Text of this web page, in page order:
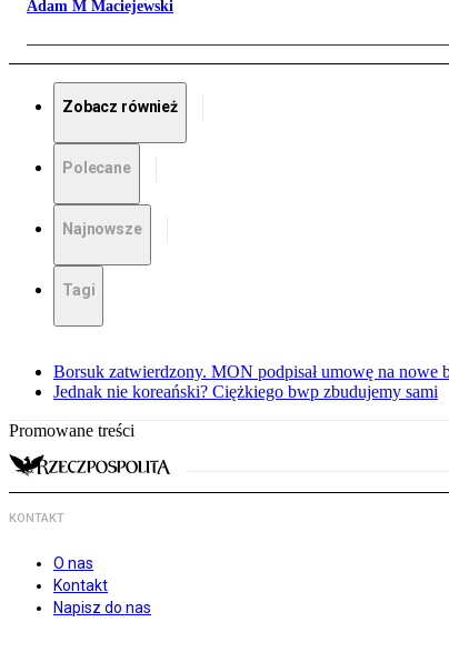
Adam M Maciejewski
Zobacz również
Polecane
Najnowsze
Tagi
Borsuk zatwierdzony. MON podpisał umowę na nowe
Jednak nie koreański? Ciężkiego bwp zbudujemy sami
Promowane treści
KONTAKT
O nas
Kontakt
Napisz do nas